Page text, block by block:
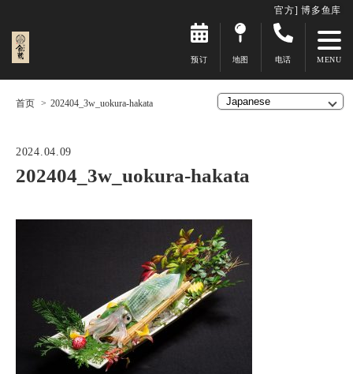
官方] 博多鱼库
预订 地图 电话
首页 202404_3w_uokura-hakata
2024.04.09
202404_3w_uokura-hakata